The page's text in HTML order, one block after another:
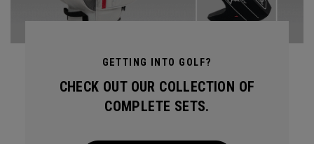
GETTING INTO GOLF?
CHECK OUT OUR COLLECTION OF
COMPLETE SETS.